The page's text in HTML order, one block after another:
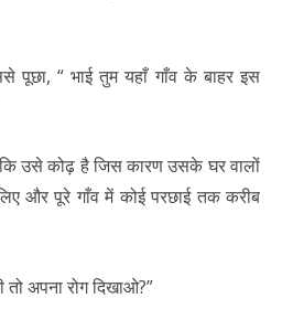
“ भाई तुम यहाँ गाँव के बाहर इस
उसे कोढ़ है जिस कारण उसके घर वालों
और पूरे गाँव में कोई परछाई तक करीब
अपना रोग दिखाओ?”